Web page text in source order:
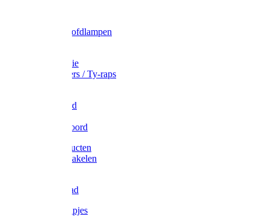
Zak- & Hoofdlampen
Tape en folie
Kabelbinders / Ty-raps
Metselkoord
Elastisch koord
Afdekproducten
Heffen en takelen
Waslijndraad
Simplexknipjes